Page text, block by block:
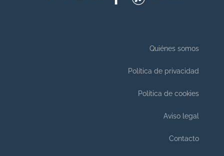
Quiénes somos
Política de privacidad
Política de cookies
Aviso legal
Contacto